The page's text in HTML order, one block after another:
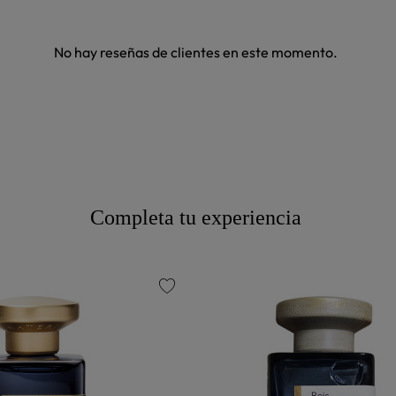
No hay reseñas de clientes en este momento.
Completa tu experiencia